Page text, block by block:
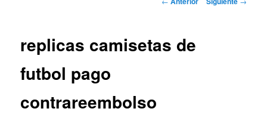
replicas camisetas de
futbol pago
contrareembolso